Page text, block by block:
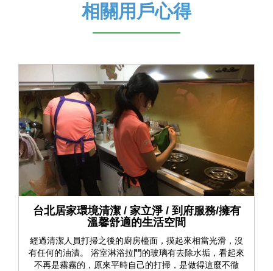
相關用戶心得
台北居家環境清潔 / 家立淨 / 到府服務/擁有
溫馨舒適的生活空間
經過清潔人員打掃之後的廚房檯面，摸起來相當光滑，沒
有任何的油漬。 浴室淋浴拉門的玻璃有去除水垢，看起來
不再是霧霧的，原來平時自己的打掃，是做得這麼不徹